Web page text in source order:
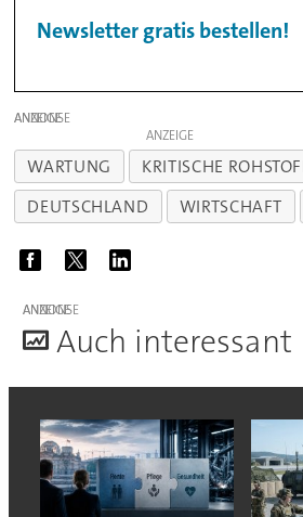
Newsletter gratis bestellen!
ANZEIGE
ANZEIGE
WARTUNG KRITISCHE
DEUTSCHLAND
WIRTSCHAFT
ANZEIGE
Auch interessant